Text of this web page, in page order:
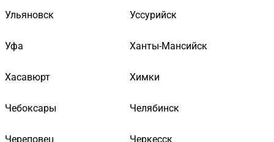
Ульяновск Уссурийск
Уфа Ханты-Мансийск
Хасавюрт Химки
Чебоксары Челябинск
Череповец Черкесск